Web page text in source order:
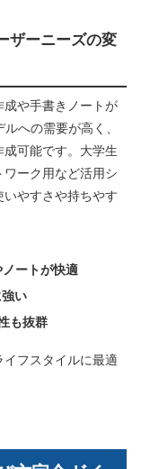
ザーニーズの変
や手書きノートが
への需要が高く、
可能です。大学生
ーク用など活用シ
やすさや持ちやす
ートが快適
い
も抜群
フスタイルに最適